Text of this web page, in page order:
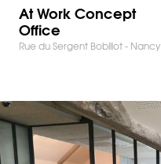
At Work Concept
Office
Rue du Sergent Bobillot - Nancy